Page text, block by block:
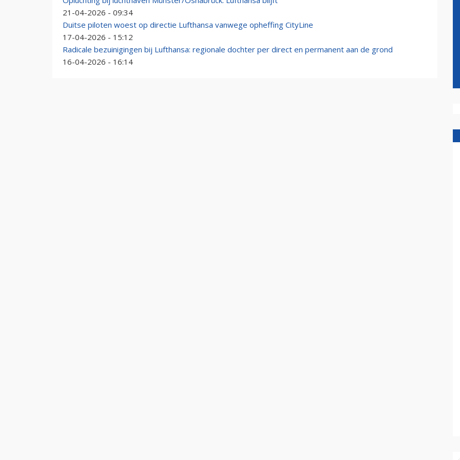
21-04-2026 - 09:34
Duitse piloten woest op directie Lufthansa vanwege opheffing CityLine
17-04-2026 - 15:12
Radicale bezuinigingen bij Lufthansa: regionale dochter per direct en permanent aan de grond
16-04-2026 - 16:14